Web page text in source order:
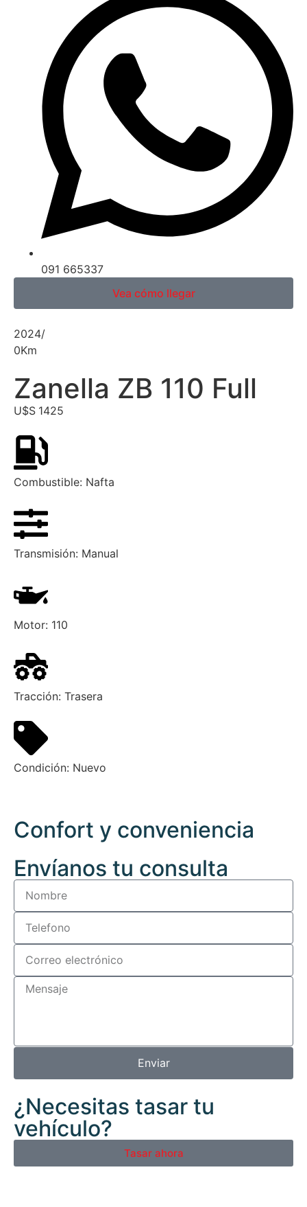
091 665337
Vea cómo llegar
2024/
0Km
Zanella ZB 110 Full
U$S 1425
Combustible: Nafta
Transmisión: Manual
Motor: 110
Tracción: Trasera
Condición: Nuevo
Confort y conveniencia
Envíanos tu consulta
Enviar
¿Necesitas tasar tu
vehículo?
Tasar ahora